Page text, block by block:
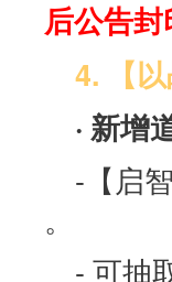
后公告封
4. 【
· 新增
-【启
。
- 可抽